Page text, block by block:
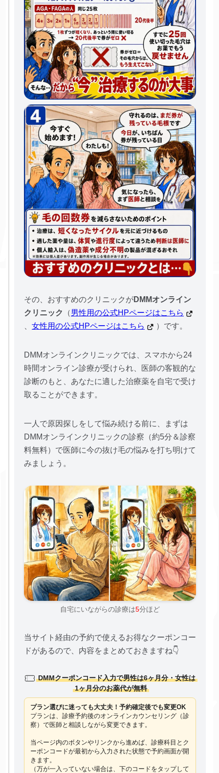
その、おすすめのクリニックがDMMオンライン
クリニック
（男性用の公式HPページはこちら
、 女性用の公式HPページはこちら ）です。
DMMオンラインクリニックでは、スマホから24
時間オンライン診療が受けられ、医師の客観的な
診断のもと、あなたに適した治療薬を自宅で受け
取ることができます。
一人で原因探しをして悩み続ける前に、まずは
DMMオンラインクリニックの診察（約5分＆診察
料無料）で医師に今の抜け毛の悩みを打ち明けて
みましょう。
自宅にいながらの診療は5分ほど
当サイト経由の予約で使えるお得なクーポンコー
ドがあるので、内容をまとめておきますね👇
DMMクーポンコード入力で男性は6ヶ月分・女性は
1ヶ月分のお薬代が無料
プラン選びに迷っても大丈夫！予約確定後でも変更OK
プランは、診療予約後のオンラインカウンセリング（診
察）で医師と相談しながら変更できます。
当ページ内のボタンやリンクから進めば、診療科目とク
ーポンコードが最初から入力された状態で予約画面が開
きます。
（万が一入っていない場合は、下のコードをタップ して